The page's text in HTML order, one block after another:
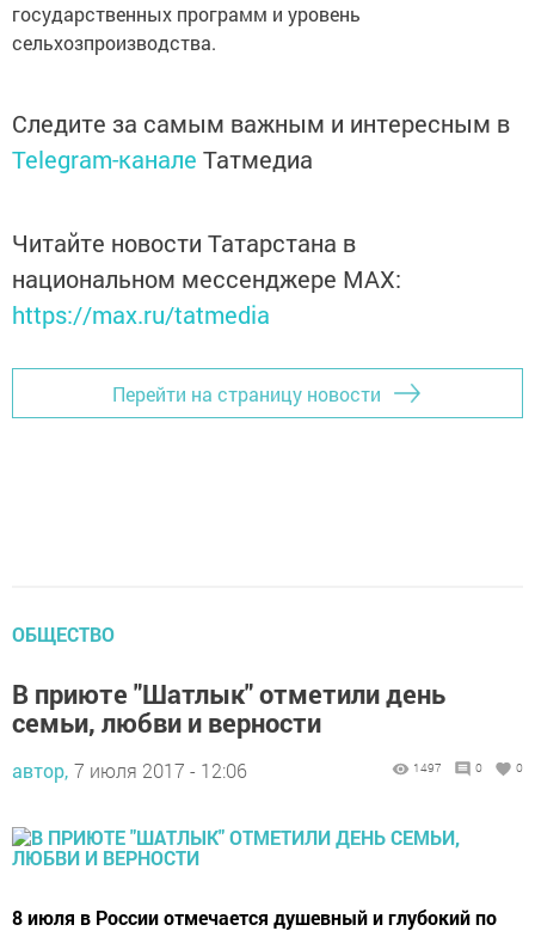
государственных программ и уровень
сельхозпроизводства.
Следите за самым важным и интересным в
Telegram-канале Татмедиа
Читайте новости Татарстана в
национальном мессенджере MАХ:
https://max.ru/tatmedia
Перейти на страницу новости
ОБЩЕСТВО
В приюте "Шатлык" отметили день
семьи, любви и верности
автор, 7 июля 2017 - 12:06 1497 0 0
8 июля в России отмечается душевный и глубокий по